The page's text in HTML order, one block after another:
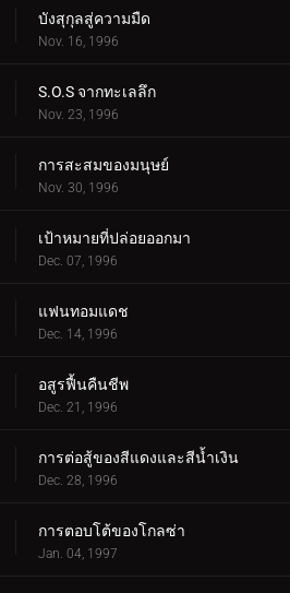
บังสุกุลสู่ความมืด
Nov. 16, 1996
S.O.S จากทะเลลึก
Nov. 23, 1996
การสะสมของมนุษย์
Nov. 30, 1996
เป้าหมายที่ปล่อยออกมา
Dec. 07, 1996
แฟนทอมแดช
Dec. 14, 1996
อสูรฟื้นคืนชีพ
Dec. 21, 1996
การต่อสู้ของสีแดงและสีน้ำเงิน
Dec. 28, 1996
การตอบโต้ของโกลซ่า
Jan. 04, 1997